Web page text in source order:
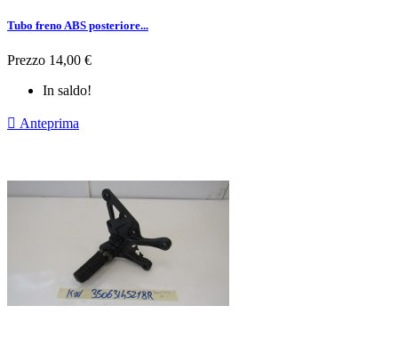
Tubo freno ABS posteriore...
Prezzo 14,00 €
In saldo!
 Anteprima